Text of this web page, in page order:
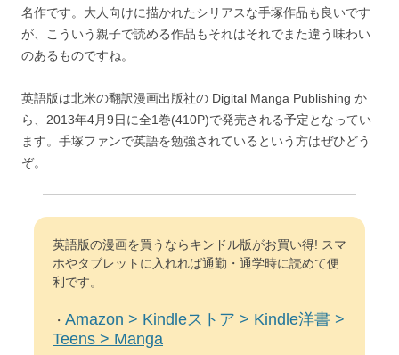
名作です。大人向けに描かれたシリアスな手塚作品も良いです
が、こういう親子で読める作品もそれはそれでまた違う味わい
のあるものですね。
英語版は北米の翻訳漫画出版社の Digital Manga Publishing か
ら、2013年4月9日に全1巻(410P)で発売される予定となってい
ます。手塚ファンで英語を勉強されているという方はぜひどう
ぞ。
英語版の漫画を買うならキンドル版がお買い得! スマ
ホやタブレットに入れれば通勤・通学時に読めて便
利です。
・ Amazon > Kindleストア > Kindle洋書 >
Teens > Manga